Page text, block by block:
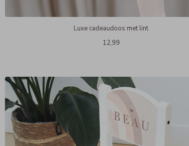
Luxe cadeaudoos met lint
12,99